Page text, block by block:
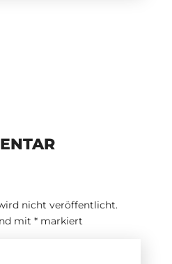
nicht veröffentlicht.
mit *markiert